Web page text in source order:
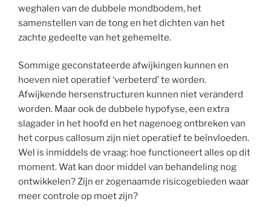
weghalen van de dubbele mondbodem, het
samenstellen van de tong en het dichten van het
zachte gedeelte van het gehemelte.
Sommige geconstateerde afwijkingen kunnen en
hoeven niet operatief ‘verbeterd’ te worden.
Afwijkende hersenstructuren kunnen niet veranderd
worden. Maar ook de dubbele hypofyse, een extra
slagader in het hoofd en het nagenoeg ontbreken van
het corpus callosum zijn niet operatief te beïnvloeden.
Wel is inmiddels de vraag: hoe functioneert alles op dit
moment. Wat kan door middel van behandeling nog
ontwikkelen? Zijn er zogenaamde risicogebieden waar
meer controle op moet zijn?